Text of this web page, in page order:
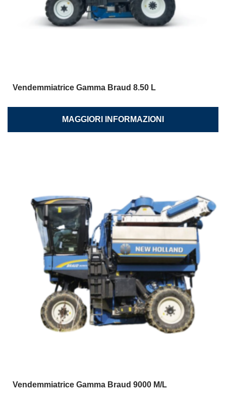
Vendemmiatrice Gamma Braud 8.50 L
MAGGIORI INFORMAZIONI
Vendemmiatrice Gamma Braud 9000 M/L